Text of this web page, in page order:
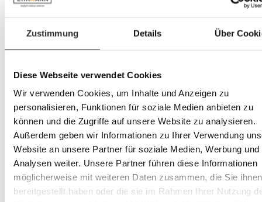
Zustimmung Details Über
Diese Webseite verwendet Cookies
Wir verwenden Cookies, um Inhalte und Anzeigen zu
personalisieren, Funktionen für soziale Medien anbieten zu
können und die Zugriffe auf unsere Website zu analysieren.
Außerdem geben wir Informationen zu Ihrer Verwendung
Website an unsere Partner für soziale Medien, Werbung und
Analysen weiter. Unsere Partner führen diese Informationen
möglicherweise mit weiteren Daten zusammen, die Sie ihnen
bereitgestellt haben oder die sie im Rahmen Ihrer Nutzung
Handtücher
Alles in Wohnkissen
Zierkissen
Kissenbezüge
Tischwäsche
Alles in Tischwäsche
Tischsets
sonstige Textilien
Küchentücher
Baby & Kinder
Alles in Baby & Kinder
Kindermöbel
Alles in Kindermöbel